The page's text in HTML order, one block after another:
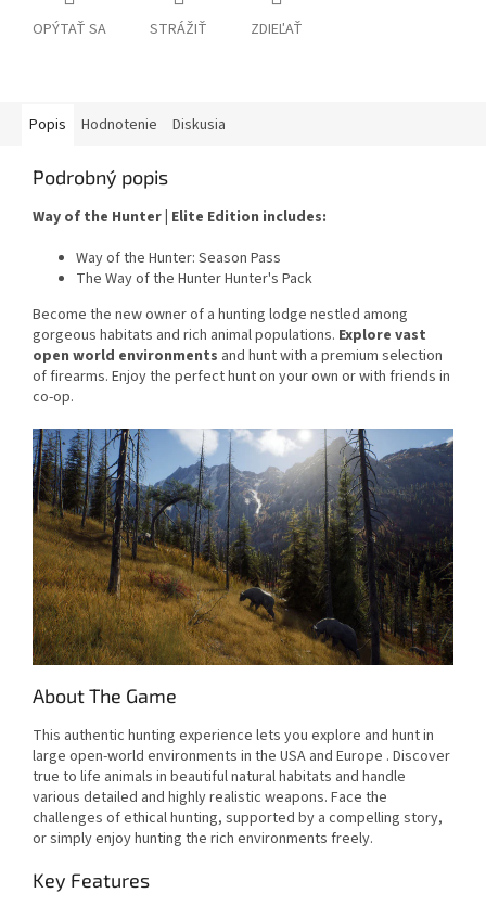
OPÝTAŤ SA STRÁŽIŤ ZDIEĽAŤ
Popis Hodnotenie Diskusia
Podrobný popis
Way of the Hunter | Elite Edition includes:
Way of the Hunter: Season Pass
The Way of the Hunter Hunter's Pack
Become the new owner of a hunting lodge nestled among
gorgeous habitats and rich animal populations. Explore vast
open world environments and hunt with a premium selection
of firearms. Enjoy the perfect hunt on your own or with friends in
co-op.
About The Game
This authentic hunting experience lets you explore and hunt in
large open-world environments in the USA and Europe . Discover
true to life animals in beautiful natural habitats and handle
various detailed and highly realistic weapons. Face the
challenges of ethical hunting, supported by a compelling story,
or simply enjoy hunting the rich environments freely.
Key Features